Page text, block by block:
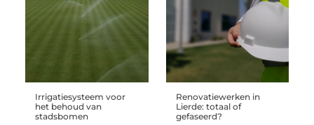
Irrigatiesysteem voor
het behoud van
stadsbomen
Renovatiewerken in
Lierde: totaal of
gefaseerd?